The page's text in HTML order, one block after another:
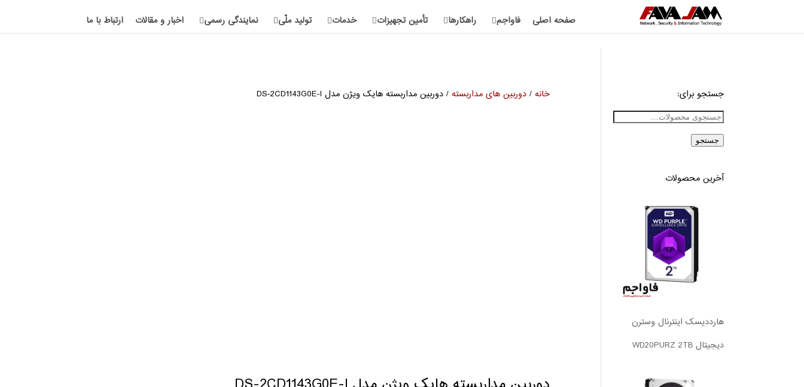
صفحه اصلی فاواجم راهکارها تأمین تجهیزات خدمات تولید ملّی نمایندگی رسمی اخبار و مقالات ارتباط با ما
خانه/ دوربین های مداربسته/ دوربین مداربسته هایک ویژن مدل DS-2CD1143G0E-I جستجو برای:
جستجو
آخرین محصولات
هارددیسک اینترنال وسترن
دیجیتال WD20PURZ 2TB